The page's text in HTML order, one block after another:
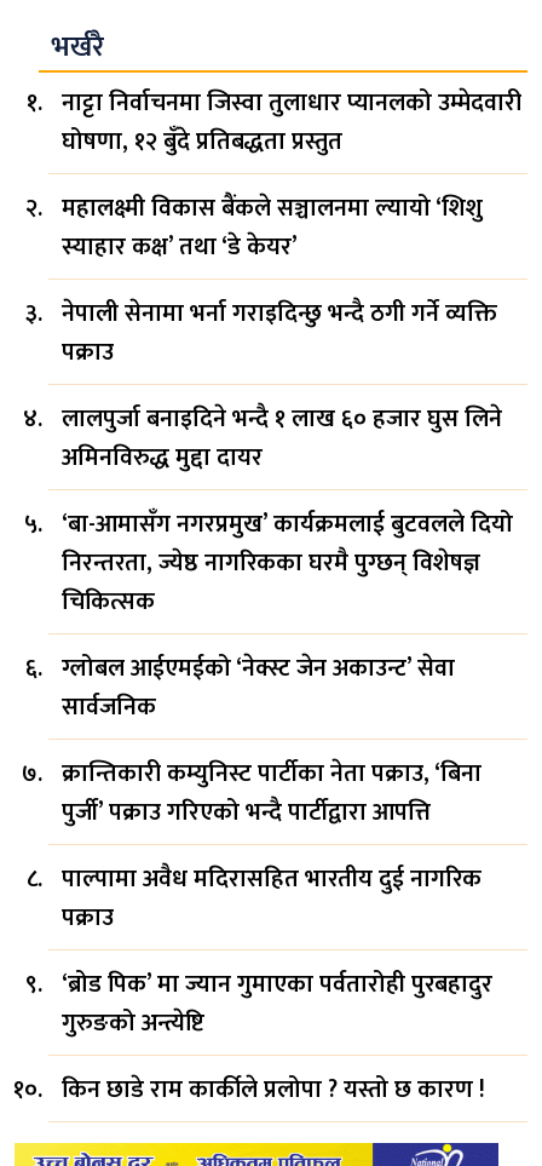
भर्खरै
नाट्टा निर्वाचनमा जिस्वा तुलाधार प्यानलको उम्मेदवारी
घोषणा, १२ बुँदे प्रतिबद्धता प्रस्तुत
महालक्ष्मी विकास बैंकले सञ्चालनमा ल्यायो ‘शिशु
स्याहार कक्ष’ तथा ‘डे केयर’
नेपाली सेनामा भर्ना गराइदिन्छु भन्दै ठगी गर्ने व्यक्ति
पक्राउ
लालपुर्जा बनाइदिने भन्दै १ लाख ६० हजार घुस लिने
अमिनविरुद्ध मुद्दा दायर
‘बा-आमासँग नगरप्रमुख’ कार्यक्रमलाई बुटवलले दियो
निरन्तरता, ज्येष्ठ नागरिकका घरमै पुग्छन् विशेषज्ञ
चिकित्सक
ग्लोबल आईएमईको ‘नेक्स्ट जेन अकाउन्ट’ सेवा
सार्वजनिक
क्रान्तिकारी कम्युनिस्ट पार्टीका नेता पक्राउ, ‘बिना
पुर्जी’ पक्राउ गरिएको भन्दै पार्टीद्वारा आपत्ति
पाल्पामा अवैध मदिरासहित भारतीय दुई नागरिक
पक्राउ
‘ब्रोड पिक’ मा ज्यान गुमाएका पर्वतारोही पुरबहादुर
गुरुङको अन्त्येष्टि
किन छाडे राम कार्कीले प्रलोपा ? यस्तो छ कारण !